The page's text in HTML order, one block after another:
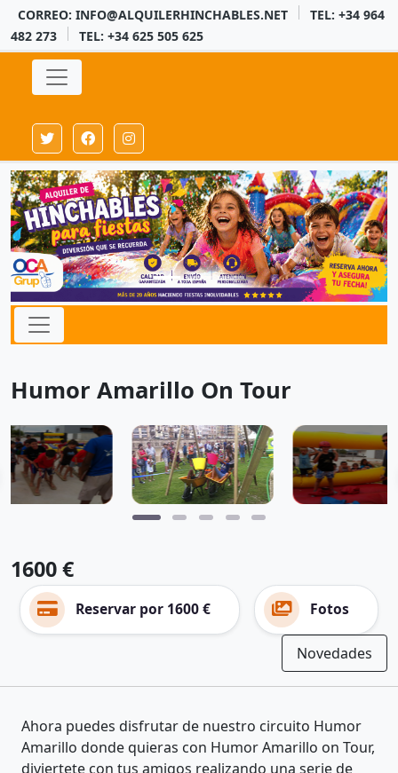
CORREO: INFO@ALQUILERHINCHABLES.NET
TEL: +34 964
482 273
TEL: +34 625 505 625
Humor Amarillo On Tour
1600 €
Reservar por 1600 € Fotos
Novedades
Ahora puedes disfrutar de nuestro circuito Humor
Amarillo donde quieras con Humor Amarillo on Tour,
diviertete con tus amigos realizando una serie de